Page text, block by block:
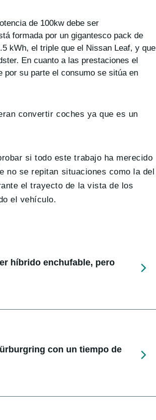
de 100kw debe ser
formada por un gigantesco pack de
kWh, el triple que el Nissan Leaf, y que
En cuanto a las prestaciones el
por su parte el consumo se sitúa en
convertir coches ya que es un
si todo este trabajo ha merecido
no se repitan situaciones como la del
el trayecto de la vista de los
el vehículo.
híbrido enchufable, pero
con un tiempo de